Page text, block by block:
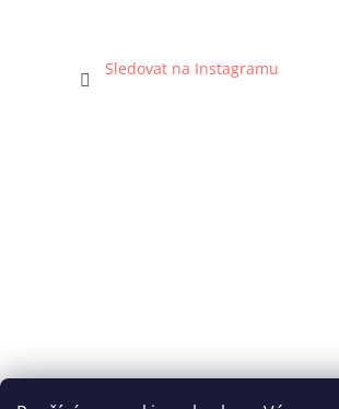
Sledovat na Instagramu